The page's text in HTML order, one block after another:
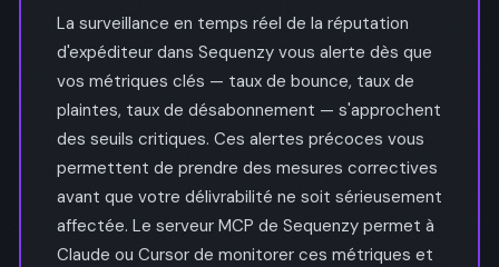
La surveillance en temps réel de la réputation
d'expéditeur dans Sequenzy vous alerte dès que
vos métriques clés — taux de bounce, taux de
plaintes, taux de désabonnement — s'approchent
des seuils critiques. Ces alertes précoces vous
permettent de prendre des mesures correctives
avant que votre délivrabilité ne soit sérieusement
affectée. Le serveur MCP de Sequenzy permet à
Claude ou Cursor de monitorer ces métriques et